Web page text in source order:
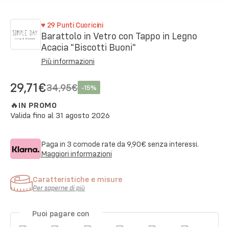
♥ 29 Punti Cuoricini
Barattolo in Vetro con Tappo in Legno
Acacia "Biscotti Buoni"
Più informazioni
29,71€34,95€ -15%
🔥 IN PROMO
Valida fino al 31 agosto 2026
Paga in 3 comode rate da 9,90€ senza interessi.
Maggiori informazioni
Caratteristiche e misure
Per saperne di più
Puoi pagare con